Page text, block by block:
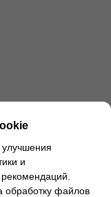
и
обработку файлов